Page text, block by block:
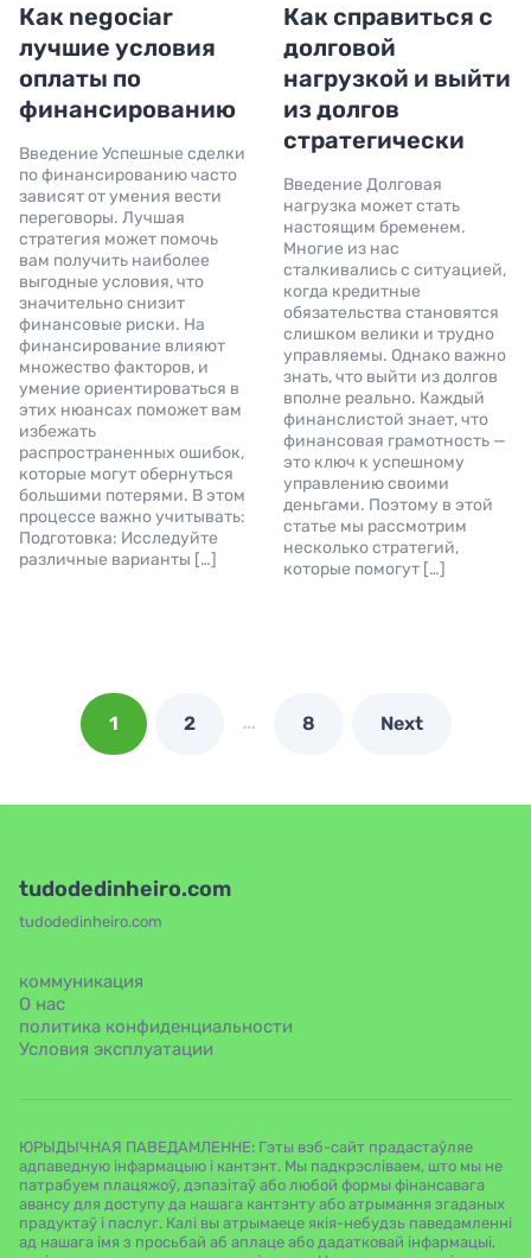
Как negociar
лучшие условия
оплаты по
финансированию
Введение Успешные сделки
по финансированию часто
зависят от умения вести
переговоры. Лучшая
стратегия может помочь
вам получить наиболее
выгодные условия, что
значительно снизит
финансовые риски. На
финансирование влияют
множество факторов, и
умение ориентироваться в
этих нюансах поможет вам
избежать
распространенных ошибок,
которые могут обернуться
большими потерями. В этом
процессе важно учитывать:
Подготовка: Исследуйте
различные варианты […]
Как справиться с
долговой
нагрузкой и выйти
из долгов
стратегически
Введение Долговая
нагрузка может стать
настоящим бременем.
Многие из нас
сталкивались с ситуацией,
когда кредитные
обязательства становятся
слишком велики и трудно
управляемы. Однако важно
знать, что выйти из долгов
вполне реально. Каждый
финанслистой знает, что
финансовая грамотность —
это ключ к успешному
управлению своими
деньгами. Поэтому в этой
статье мы рассмотрим
несколько стратегий,
которые помогут […]
1 2 … 8 Next
tudodedinheiro.com
tudodedinheiro.com
коммуникация
О нас
политика конфиденциальности
Условия эксплуатации
ЮРЫДЫЧНАЯ ПАВЕДАМЛЕННЕ: Гэты вэб-сайт прадастаўляе
адпаведную інфармацыю і кантэнт. Мы падкрэсліваем, што мы не
патрабуем плацяжоў, дэпазітаў або любой формы фінансавага
авансу для доступу да нашага кантэнту або атрымання згаданых
прадуктаў і паслуг. Калі вы атрымаеце якія-небудзь паведамленні
ад нашага імя з просьбай аб аплаце або дадатковай інфармацыі,